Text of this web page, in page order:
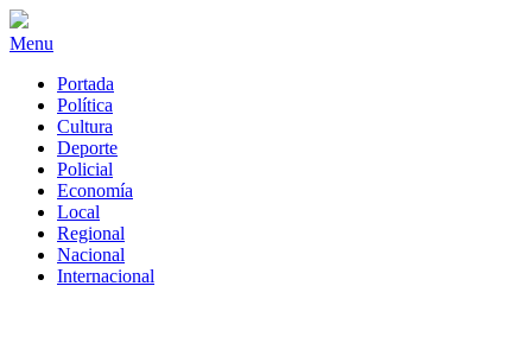
Menu
Portada
Política
Cultura
Deporte
Policial
Economía
Local
Regional
Nacional
Internacional